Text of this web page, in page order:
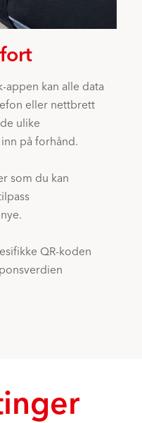
appen kan alle data
eller nettbrett
ulike
på forhånd.
som du kan
QR-koden